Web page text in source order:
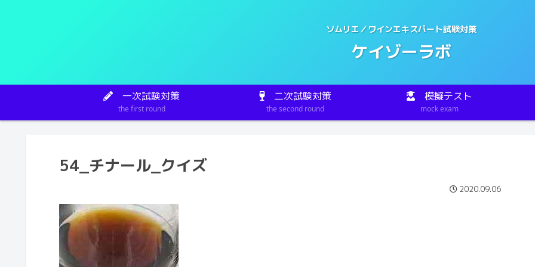
ソムリエ／ワインエキスパート試験対策
ケイゾーラボ
一次試験対策
the first round
二次試験対策
the second round
模擬テスト
mock exam
54_チナール_クイズ
2020.09.06